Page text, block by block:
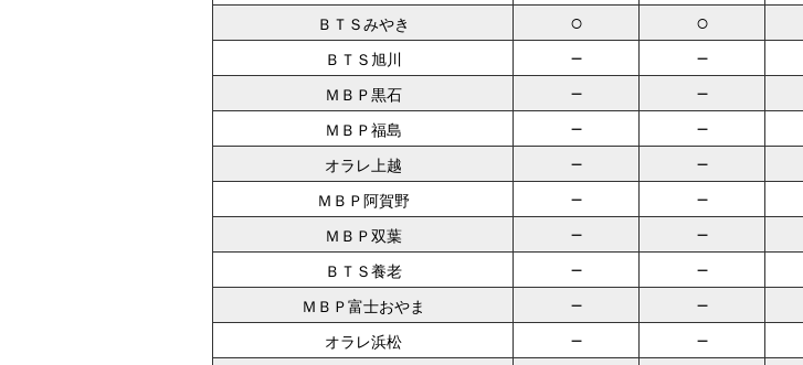
ＢＴＳみやき ○ ○
ＢＴＳ旭川 － －
ＭＢＰ黒石 － －
ＭＢＰ福島 － －
オラレ上越 － －
ＭＢＰ阿賀野 － －
ＭＢＰ双葉 － －
ＢＴＳ養老 － －
ＭＢＰ富士おやま － －
オラレ浜松 － －